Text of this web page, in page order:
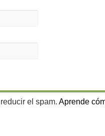
el spam. Aprende